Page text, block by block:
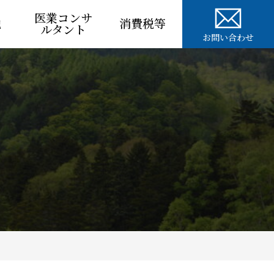
医業コンサ
ルタント 消費税等
お問い合わせ